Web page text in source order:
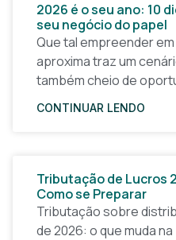
2026 é o seu ano: 10
seu negócio do papel
Que tal empreender
aproxima traz um
também cheio de
quer tirar uma ideia do
CONTINUAR LENDO
Tributação de Lucros
Como se Preparar
Tributação sobre
de 2026: o que muda